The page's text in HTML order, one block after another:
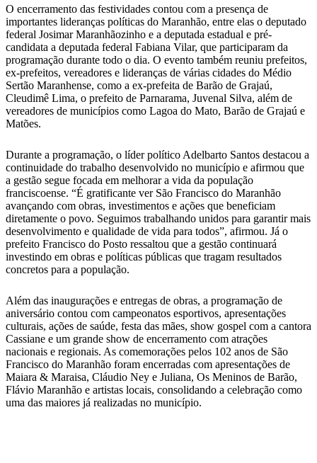
O encerramento das festividades contou com a presença de
importantes lideranças políticas do Maranhão, entre elas o deputado
federal Josimar Maranhãozinho e a deputada estadual e pré-
candidata a deputada federal Fabiana Vilar, que participaram da
programação durante todo o dia. O evento também reuniu prefeitos,
ex-prefeitos, vereadores e lideranças de várias cidades do Médio
Sertão Maranhense, como a ex-prefeita de Barão de Grajaú,
Cleudimê Lima, o prefeito de Parnarama, Juvenal Silva, além de
vereadores de municípios como Lagoa do Mato, Barão de Grajaú e
Matões.
Durante a programação, o líder político Adelbarto Santos destacou a
continuidade do trabalho desenvolvido no município e afirmou que
a gestão segue focada em melhorar a vida da população
franciscoense. “É gratificante ver São Francisco do Maranhão
avançando com obras, investimentos e ações que beneficiam
diretamente o povo. Seguimos trabalhando unidos para garantir mais
desenvolvimento e qualidade de vida para todos”, afirmou. Já o
prefeito Francisco do Posto ressaltou que a gestão continuará
investindo em obras e políticas públicas que tragam resultados
concretos para a população.
Além das inaugurações e entregas de obras, a programação de
aniversário contou com campeonatos esportivos, apresentações
culturais, ações de saúde, festa das mães, show gospel com a cantora
Cassiane e um grande show de encerramento com atrações
nacionais e regionais. As comemorações pelos 102 anos de São
Francisco do Maranhão foram encerradas com apresentações de
Maiara & Maraisa, Cláudio Ney e Juliana, Os Meninos de Barão,
Flávio Maranhão e artistas locais, consolidando a celebração como
uma das maiores já realizadas no município.